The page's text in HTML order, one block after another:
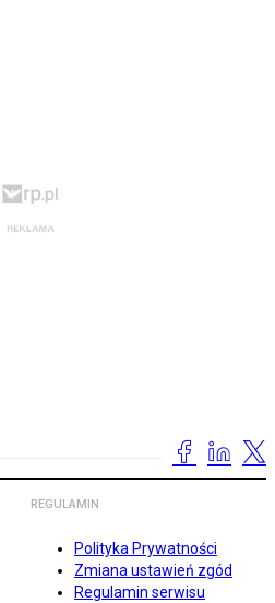
REGULAMIN
Polityka Prywatności
Zmiana ustawień zgód
Regulamin serwisu